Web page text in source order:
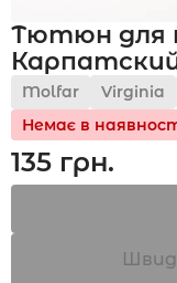
Укр
Тютюн для
Molfar Virginia
Немає в
135 грн.